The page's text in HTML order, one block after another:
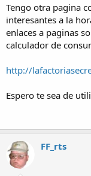
Tengo otra pagina
interesantes a la
enlaces a paginas
calculador de
http://
Espero te sea de
FF_rts